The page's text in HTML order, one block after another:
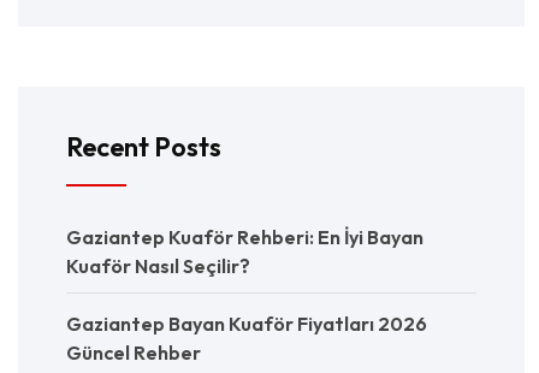
Recent Posts
Gaziantep Kuaför Rehberi: En İyi Bayan
Kuaför Nasıl Seçilir?
Gaziantep Bayan Kuaför Fiyatları 2026
Güncel Rehber